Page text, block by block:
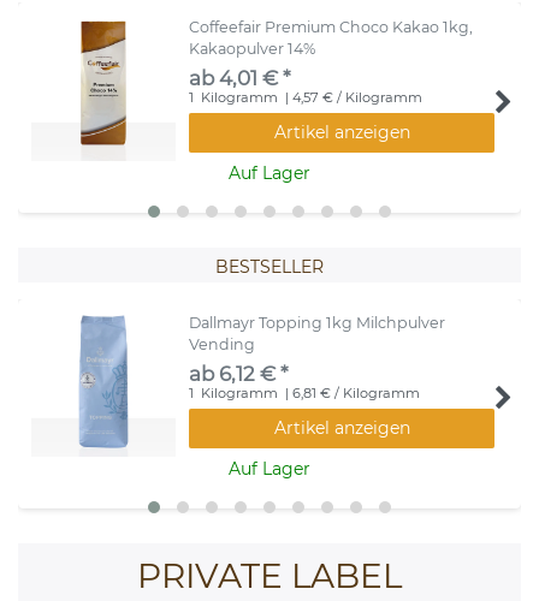
Coffeefair Premium Choco Kakao 1kg,
Kakaopulver 14%
ab 4,01 € *
1 Kilogramm | 4,57 € / Kilogramm
Artikel anzeigen
Auf Lager
BESTSELLER
Dallmayr Topping 1kg Milchpulver
Vending
ab 6,12 € *
1 Kilogramm | 6,81 € / Kilogramm
Artikel anzeigen
Auf Lager
PRIVATE LABEL